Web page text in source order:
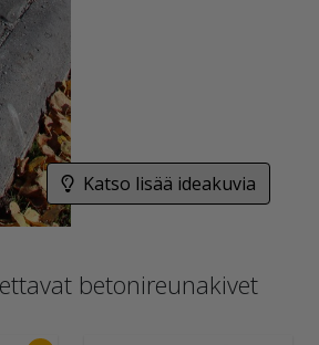
Katso lisää ideakuvia
betonireunakivet